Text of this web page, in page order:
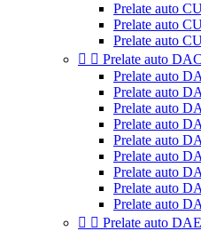
Prelate auto
Prelate auto
Prelate auto
  Prelate auto
Prelate auto
Prelate auto
Prelate auto
Prelate auto
Prelate auto
Prelate auto
Prelate auto
Prelate auto
Prelate auto
  Prelate auto